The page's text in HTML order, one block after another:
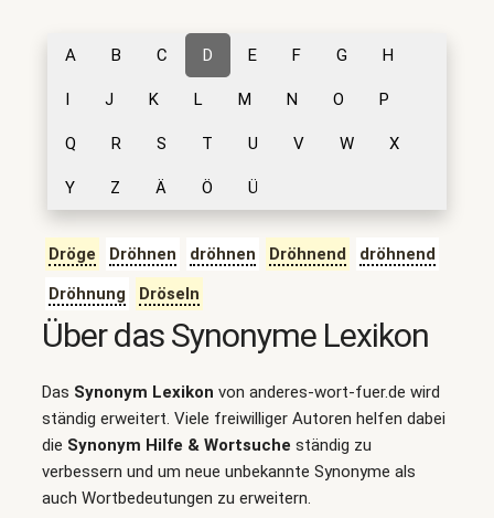
A B C D E F G H
I J K L M N O P
Q R S T U V W X
Y Z Ä Ö Ü
Dröge Dröhnen dröhnen Dröhnend
dröhnend
Dröhnung
Dröseln
Über das Synonyme Lexikon
Das Synonym Lexikon von anderes-wort-fuer.de wird
ständig erweitert. Viele freiwilliger Autoren helfen dabei
die Synonym Hilfe & Wortsuche ständig zu
verbessern und um neue unbekannte Synonyme als
auch Wortbedeutungen zu erweitern.